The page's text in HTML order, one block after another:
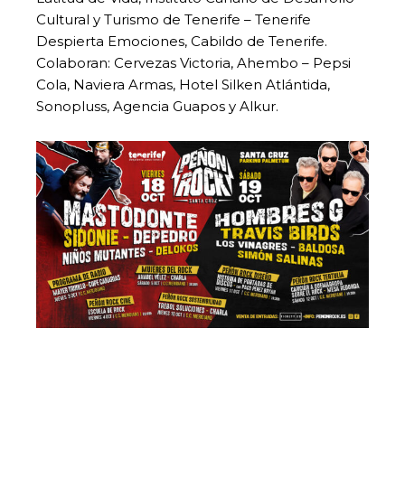
Cultural y Turismo de Tenerife – Tenerife
Despierta Emociones, Cabildo de Tenerife.
Colaboran: Cervezas Victoria, Ahembo – Pepsi
Cola, Naviera Armas, Hotel Silken Atlántida,
Sonopluss, Agencia Guapos y Alkur.